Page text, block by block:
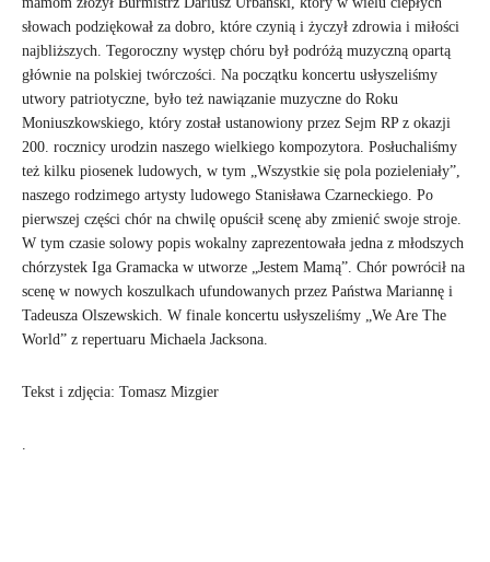
słowach podziękował za dobro, które czynią i życzył zdrowia i miłości
najbliższych. Tegoroczny występ chóru był podróżą muzyczną opartą
głównie na polskiej twórczości. Na początku koncertu usłyszeliśmy
utwory patriotyczne, było też nawiązanie muzyczne do Roku
Moniuszkowskiego, który został ustanowiony przez Sejm RP z okazji
200. rocznicy urodzin naszego wielkiego kompozytora. Posłuchaliśmy
też kilku piosenek ludowych, w tym „Wszystkie się pola pozieleniały”,
naszego rodzimego artysty ludowego Stanisława Czarneckiego. Po
pierwszej części chór na chwilę opuścił scenę aby zmienić swoje stroje.
W tym czasie solowy popis wokalny zaprezentowała jedna z młodszych
chórzystek Iga Gramacka w utworze „Jestem Mamą”. Chór powrócił na
scenę w nowych koszulkach ufundowanych przez Państwa Mariannę i
Tadeusza Olszewskich. W finale koncertu usłyszeliśmy „We Are The
World” z repertuaru Michaela Jacksona.
Tekst i zdjęcia: Tomasz Mizgier
.